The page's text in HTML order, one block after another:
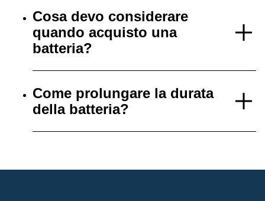
Cosa devo considerare
quando acquisto una
batteria?
Come prolungare la durata
della batteria?